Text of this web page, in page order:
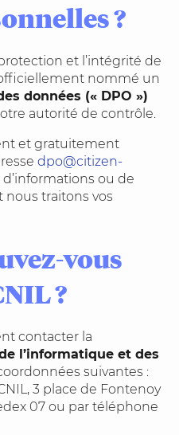
?
et l’intégrité de
nommé un
données (« DPO »)
autorité de contrôle.
et gratuitement
dpo@citizen-
ou de
nous traitons vos
vous
?
contacter la
l’informatique et des
suivantes :
3 place de Fontenoy
07 ou par téléphone